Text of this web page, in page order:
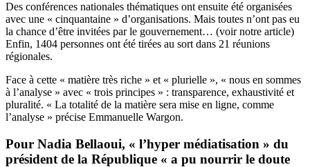
Des conférences nationales thématiques ont ensuite été organisées
avec une « cinquantaine » d’organisations. Mais toutes n’ont pas eu
la chance d’être invitées par le gouvernement… (voir notre article)
Enfin, 1404 personnes ont été tirées au sort dans 21 réunions
régionales.
Face à cette « matière très riche » et « plurielle », « nous en sommes
à l’analyse » avec « trois principes » : transparence, exhaustivité et
pluralité. « La totalité de la matière sera mise en ligne, comme
l’analyse » précise Emmanuelle Wargon.
Pour Nadia Bellaoui, « l’hyper médiatisation » du
président de la République « a pu nourrir le doute